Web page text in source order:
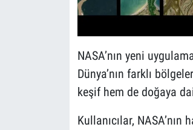
NASA’nın yeni
Dünya’nın farklı
keşif hem de doğaya
Kullanıcılar, NASA’nın